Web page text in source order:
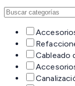
Cableado